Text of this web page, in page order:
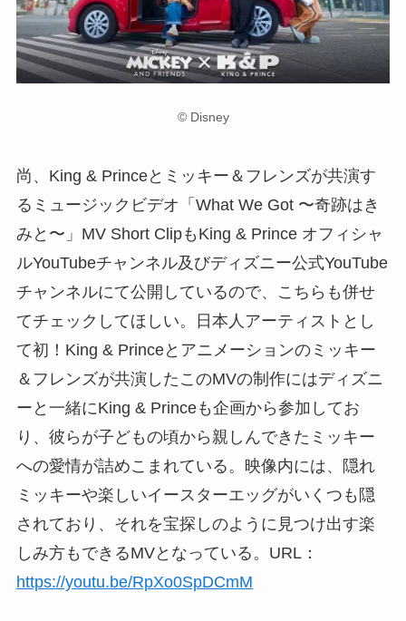
© Disney
尚、King & Princeとミッキー＆フレンズが共演す
るミュージックビデオ「What We Got 〜奇跡はき
みと〜」MV Short ClipもKing & Prince オフィシャ
ルYouTubeチャンネル及びディズニー公式YouTube
チャンネルにて公開しているので、こちらも併せ
てチェックしてほしい。日本人アーティストとし
て初！King & Princeとアニメーションのミッキー
＆フレンズが共演したこのMVの制作にはディズニ
ーと一緒にKing & Princeも企画から参加してお
り、彼らが子どもの頃から親しんできたミッキー
への愛情が詰めこまれている。映像内には、隠れ
ミッキーや楽しいイースターエッグがいくつも隠
されており、それを宝探しのように見つけ出す楽
しみ方もできるMVとなっている。URL：
https://youtu.be/RpXo0SpDCmM